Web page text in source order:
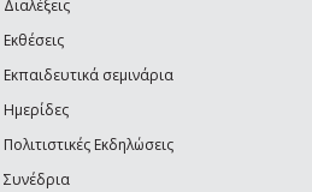
Διαλέξεις
Εκθέσεις
Εκπαιδευτικά σεμινάρια
Ημερίδες
Πολιτιστικές Εκδηλώσεις
Συνέδρια